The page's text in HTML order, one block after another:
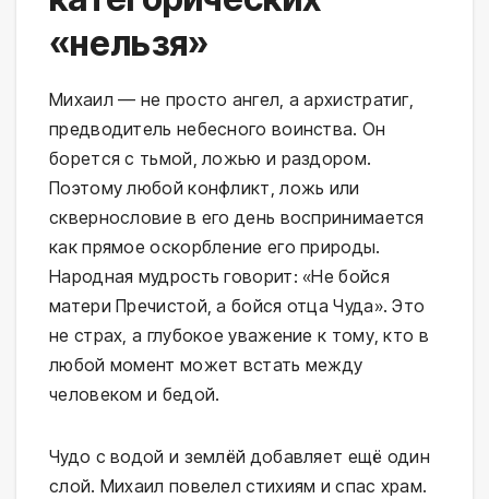
«нельзя»
Михаил — не просто ангел, а архистратиг,
предводитель небесного воинства. Он
борется с тьмой, ложью и раздором.
Поэтому любой конфликт, ложь или
сквернословие в его день воспринимается
как прямое оскорбление его природы.
Народная мудрость говорит: «Не бойся
матери Пречистой, а бойся отца Чуда». Это
не страх, а глубокое уважение к тому, кто в
любой момент может встать между
человеком и бедой.
Чудо с водой и землёй добавляет ещё один
слой. Михаил повелел стихиям и спас храм.